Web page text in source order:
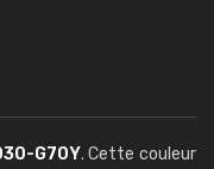
G70Y. Cette couleur